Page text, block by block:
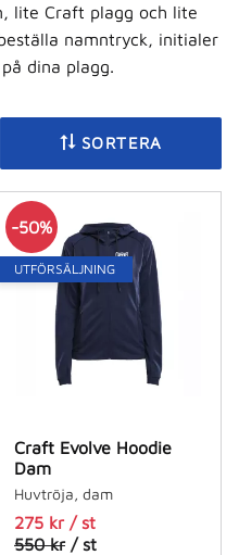
lite Craft plagg och lite
namntryck, initialer
dina plagg.
SORTERA
Craft Evolve Hoodie
Dam
Huvtröja, dam
275 kr /st
550kr /st
50%
UTFÖRSÄLJNING